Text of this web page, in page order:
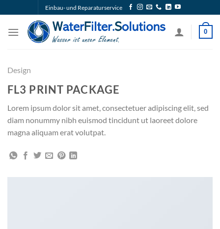
Inhalt
springen
Einbau- und Reparaturservice
0
Design
FL3 PRINT PACKAGE
Lorem ipsum dolor sit amet, consectetuer adipiscing elit, sed
diam nonummy nibh euismod tincidunt ut laoreet dolore
magna aliquam erat volutpat.